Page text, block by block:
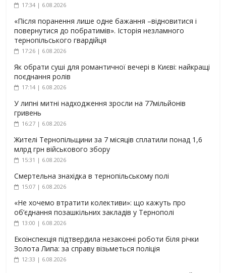
17:34 | 6.08.2026
«Після поранення лише одне бажання –відновитися і
повернутися до побратимів». Історія незламного
тернопільського гвардійця
17:26 | 6.08.2026
Як обрати суші для романтичної вечері в Києві: найкращі
поєднання ролів
17:14 | 6.08.2026
У липні митні надходження зросли на 77мільйонів
гривень
16:27 | 6.08.2026
Жителі Тернопільщини за 7 місяців сплатили понад 1,6
млрд грн військового збору
15:31 | 6.08.2026
Смертельна знахідка в тернопільському полі
15:07 | 6.08.2026
«Не хочемо втратити колективи»: що кажуть про
об’єднання позашкільних закладів у Тернополі
13:00 | 6.08.2026
Екоінспекція підтвердила незаконні роботи біля річки
Золота Липа: за справу візьметься поліція
12:33 | 6.08.2026